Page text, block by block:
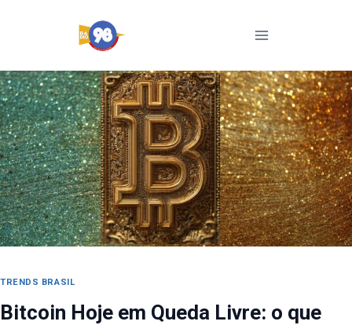
Conteúdo
TRENDS BRASIL
Bitcoin Hoje em Queda Livre: o que